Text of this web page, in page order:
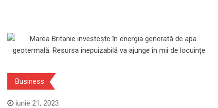
Business
iunie 21, 2023